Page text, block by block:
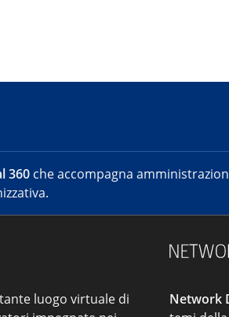
360 che accompagna
luogo virtuale di
Network